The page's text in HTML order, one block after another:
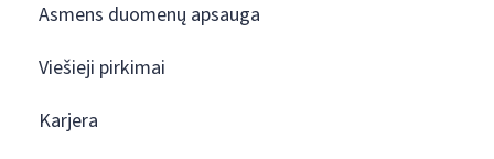
Asmens duomenų apsauga
Viešieji pirkimai
Karjera